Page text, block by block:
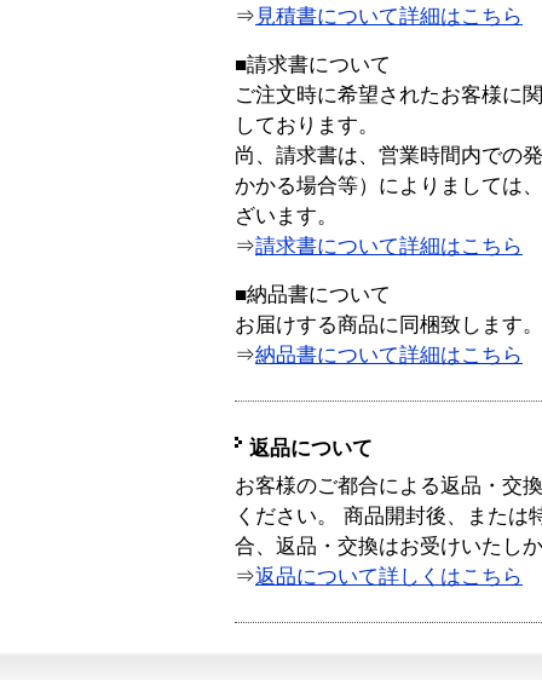
⇒ 見積書について詳細はこちら
■請求書について
ご注文時に希望されたお客様に
しております。
尚、請求書は、営業時間内での
かかる場合等）によりましては
ざいます。
⇒請求書について詳細はこちら
■納品書について
お届けする商品に同梱致します。
⇒納品書について詳細はこちら
返品について
お客様のご都合による返品・交
ください。 商品開封後、または
合、返品・交換はお受けいたし
⇒返品について詳しくはこちら